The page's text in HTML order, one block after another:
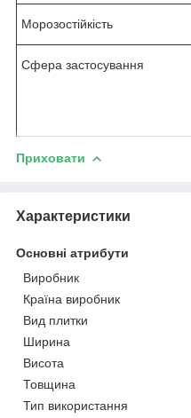
Морозостійкість
Сфера застосування
Приховати
Характеристики
Основні атрибути
Виробник
Країна виробник
Вид плитки
Ширина
Висота
Товщина
Тип використання